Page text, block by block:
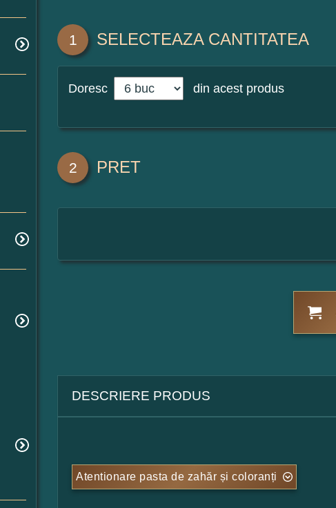
1 SELECTEAZA CANTITATEA
Doresc din acest produs
2 PRET
DESCRIERE PRODUS
Atentionare pasta de zahăr și coloranți